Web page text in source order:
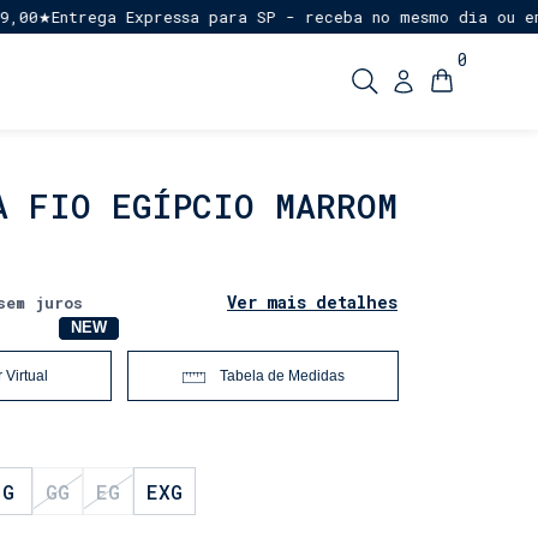
Entrega Expressa para SP - receba no mesmo dia ou em
0
FIO EGÍPCIO MARROM
juros Ver mais detalhes
Virtual
NOVO
NEW
Tabela de Medidas
G GG EG EXG